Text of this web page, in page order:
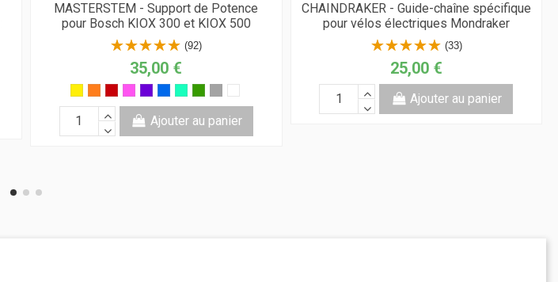
MASTERSTEM - Support de Potence
pour Bosch KIOX 300 et KIOX 500
(92)
35,00 €
Ajouter au panier
CHAINDRAKER - Guide-chaîne spécifique
pour vélos électriques Mondraker
(33)
25,00 €
Ajouter au panier